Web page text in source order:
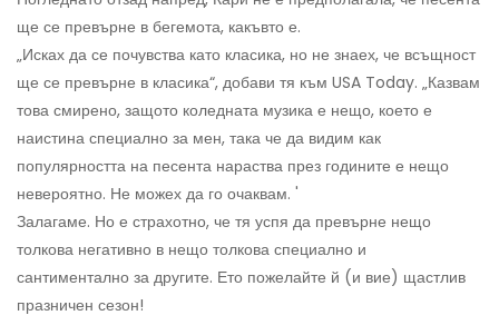
ще се превърне в бегемота, какъвто е.
„Исках да се почувства като класика, но не знаех, че всъщност
ще се превърне в класика“, добави тя към USA Today. „Казвам
това смирено, защото коледната музика е нещо, което е
наистина специално за мен, така че да видим как
популярността на песента нараства през годините е нещо
невероятно. Не можех да го очаквам. '
Залагаме. Но е страхотно, че тя успя да превърне нещо
толкова негативно в нещо толкова специално и
сантиментално за другите. Ето пожелайте й (и вие) щастлив
празничен сезон!